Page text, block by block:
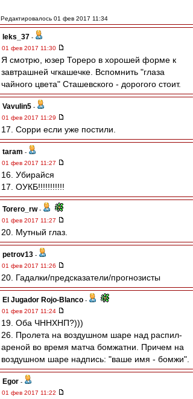
Редактировалось 01 фев 2017 11:34
leks_37 -
01 фев 2017 11:30
Я смотрю, юзер Тореро в хорошей форме к
завтрашней чгкашечке. Вспомнить "глаза
чайного цвета" Сташевского - дорогого стоит.
Vavulin5 -
01 фев 2017 11:29
17. Сорри если уже постили.
taram -
01 фев 2017 11:27
16. Убирайся
17. ОУКБ!!!!!!!!!!!
Torero_rw-
01 фев 2017 11:27
20. Мутный глаз.
petrov13 -
01 фев 2017 11:26
20. Гадалки/предсказатели/прогнозисты
El Jugador Rojo-Blanco -
01 фев 2017 11:24
19. Оба ЧННХНП?)))
26. Пролета на воздушном шаре над распил-
ареной во время матча бомжатни. Причем на
воздушном шаре надпись: "ваше имя - бомжи".
Egor -
01 фев 2017 11:22